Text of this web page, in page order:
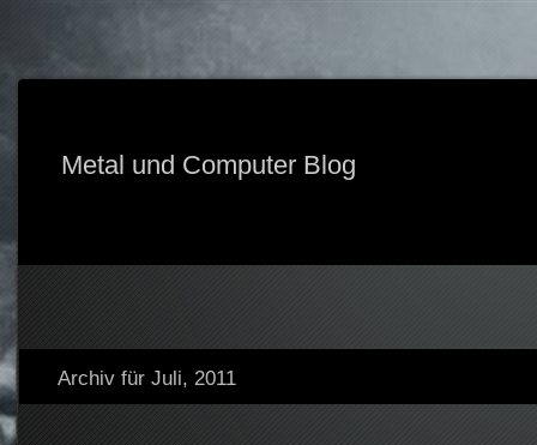
Metal und Computer Blog
Archiv für Juli, 2011